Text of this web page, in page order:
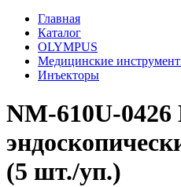
Главная
Каталог
OLYMPUS
Медицинские
Инъекторы
NM-610U-
(5 шт./уп.)